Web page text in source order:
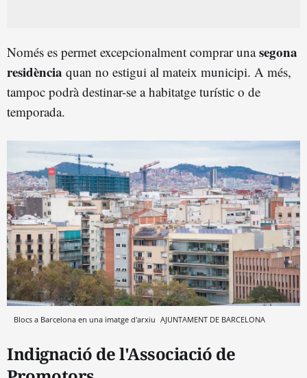
Només es permet excepcionalment comprar unasegona
residència quan no estigui al mateix municipi. A més,
tampoc podrà destinar-se a habitatge turístic o de
temporada.
Blocs a Barcelona en una imatge d'arxiu AJUNTAMENT DE BARCELONA
Indignació de l'Associació de